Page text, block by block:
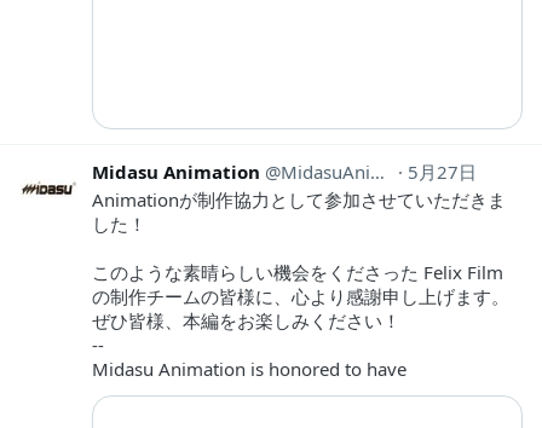
Midasu Animation MidasuAnimation
5月27日
Animationが制作協力として参加させていただきま
した！
このような素晴らしい機会をくださった Felix Film
の制作チームの皆様に、心より感謝申し上げます。
ぜひ皆様、本編をお楽しみください！
--
Midasu Animation is honored to have